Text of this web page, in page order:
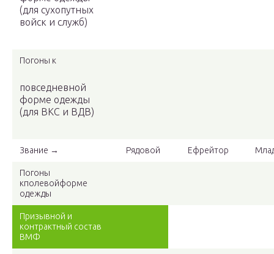
(для сухопутных
войск и служб)
Погоны к
повседневной
форме одежды
(для ВКС и ВДВ)
Звание → Рядовой Ефрейтор
Погоны
кполевойформе
одежды
Призывной и
контрактный состав
ВМФ